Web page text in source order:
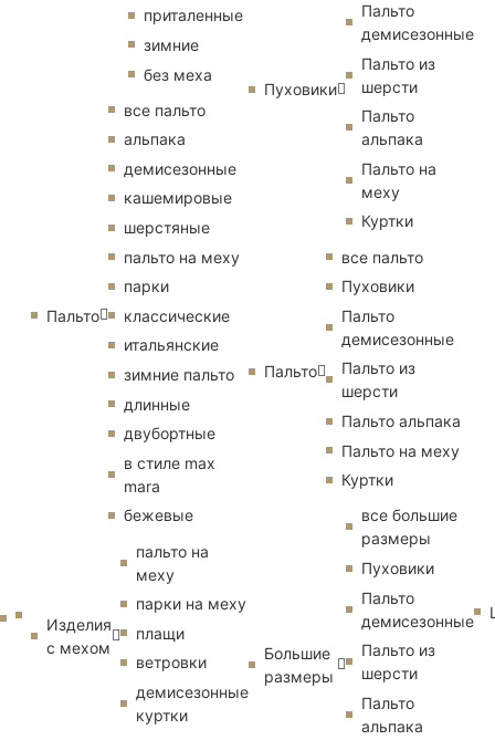
приталенные
зимние
без меха
Пальто
все пальто
альпака
демисезонные
кашемировые
шерстяные
пальто на меху
парки
классические
итальянские
зимние пальто
длинные
двубортные
в стиле max
mara
бежевые
Изделия
с мехом
пальто на
меху
парки на меху
плащи
ветровки
демисезонные
куртки
Пуховики
Пальто
демисезонные
Пальто из
шерсти
Пальто
альпака
Пальто на
меху
Куртки
Пальто
все пальто
Пуховики
Пальто
демисезонные
Пальто из
шерсти
Пальто альпака
Пальто на меху
Куртки
Большие
размеры
все большие
размеры
Пуховики
Пальто
демисезонные
Пальто из
шерсти
Пальто
альпака